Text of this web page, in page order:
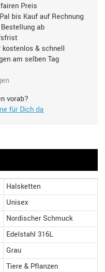
Preis
bis Kauf auf Rechnung
ab
kostenlos & schnell
am selben Tag
vorab?
für Dich da
Halsketten
Unisex
Nordischer Schmuck
Edelstahl 316L
Grau
Tiere & Pflanzen